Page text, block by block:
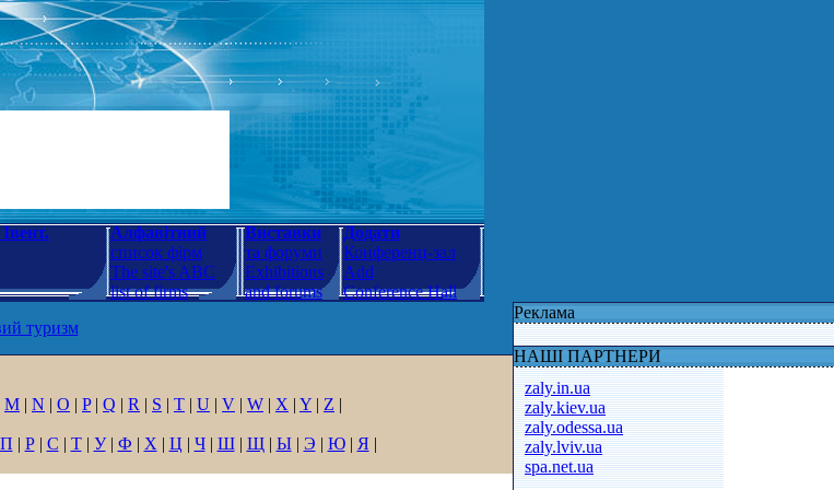
Алфавітний
список фірм
The site's ABC
list of firms
Виставки
та форуми
Exhibitions
and forums
Додати
Конференц-зал
Add
Conference Hall
туризм
M | N | O | P| Q | R | S | T | U | V | W | X | Y | Z |
П | Р| С | Т| У| Ф | Х | Ц | Ч| Ш| Щ| Ы| Э | Ю| Я |
Реклама
НАШІ ПАРТНЕРИ
zaly.in.ua
zaly.kiev.ua
zaly.odessa.ua
zaly.lviv.ua
spa.net.ua